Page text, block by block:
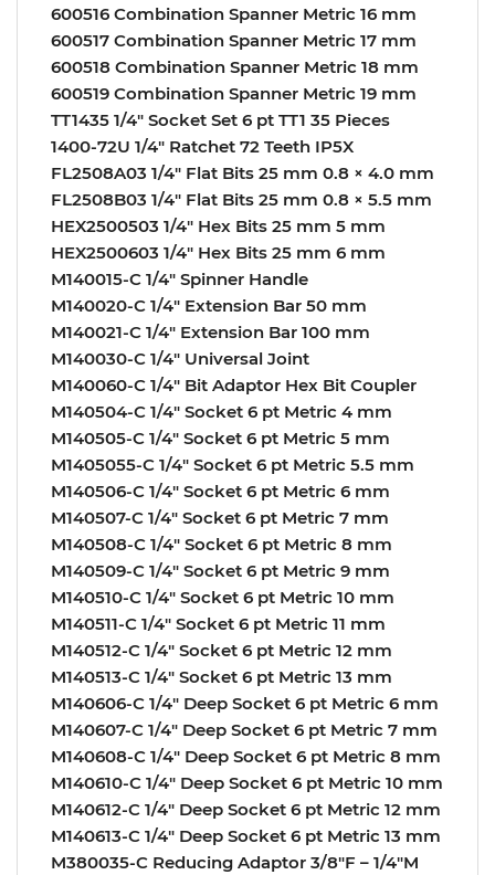
600516 Combination Spanner Metric 16 mm
600517 Combination Spanner Metric 17 mm
600518 Combination Spanner Metric 18 mm
600519 Combination Spanner Metric 19 mm
TT1435 1/4″ Socket Set 6 pt TT1 35 Pieces
1400-72U 1/4″ Ratchet 72 Teeth IP5X
FL2508A03 1/4″ Flat Bits 25 mm 0.8 × 4.0 mm
FL2508B03 1/4″ Flat Bits 25 mm 0.8 × 5.5 mm
HEX2500503 1/4″ Hex Bits 25 mm 5 mm
HEX2500603 1/4″ Hex Bits 25 mm 6 mm
M140015-C 1/4″ Spinner Handle
M140020-C 1/4″ Extension Bar 50 mm
M140021-C 1/4″ Extension Bar 100 mm
M140030-C 1/4″ Universal Joint
M140060-C 1/4″ Bit Adaptor Hex Bit Coupler
M140504-C 1/4″ Socket 6 pt Metric 4 mm
M140505-C 1/4″ Socket 6 pt Metric 5 mm
M1405055-C 1/4″ Socket 6 pt Metric 5.5 mm
M140506-C 1/4″ Socket 6 pt Metric 6 mm
M140507-C 1/4″ Socket 6 pt Metric 7 mm
M140508-C 1/4″ Socket 6 pt Metric 8 mm
M140509-C 1/4″ Socket 6 pt Metric 9 mm
M140510-C 1/4″ Socket 6 pt Metric 10 mm
M140511-C 1/4″ Socket 6 pt Metric 11 mm
M140512-C 1/4″ Socket 6 pt Metric 12 mm
M140513-C 1/4″ Socket 6 pt Metric 13 mm
M140606-C 1/4″ Deep Socket 6 pt Metric 6 mm
M140607-C 1/4″ Deep Socket 6 pt Metric 7 mm
M140608-C 1/4″ Deep Socket 6 pt Metric 8 mm
M140610-C 1/4″ Deep Socket 6 pt Metric 10 mm
M140612-C 1/4″ Deep Socket 6 pt Metric 12 mm
M140613-C 1/4″ Deep Socket 6 pt Metric 13 mm
M380035-C Reducing Adaptor 3/8″F – 1/4″M